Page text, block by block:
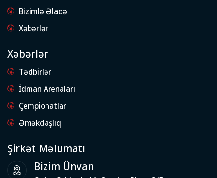
Bizimlə Əlaqə
Xəbərlər
Xəbərlər
Tədbirlər
İdman Arenaları
Çempionatlar
Əməkdaşlıq
Şirkət Məlumatı
Bizim Ünvan